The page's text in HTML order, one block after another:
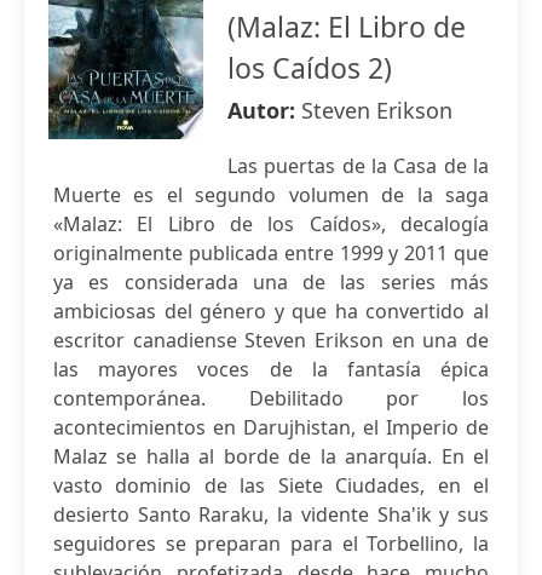
(Malaz: El Libro de
los Caídos 2)
Autor: Steven Erikson
Las puertas de la Casa de la
Muerte es el segundo volumen de la saga
«Malaz: El Libro de los Caídos», decalogía
originalmente publicada entre 1999 y 2011 que
ya es considerada una de las series más
ambiciosas del género y que ha convertido al
escritor canadiense Steven Erikson en una de
las mayores voces de la fantasía épica
contemporánea. Debilitado por los
acontecimientos en Darujhistan, el Imperio de
Malaz se halla al borde de la anarquía. En el
vasto dominio de las Siete Ciudades, en el
desierto Santo Raraku, la vidente Sha'ik y sus
seguidores se preparan para el Torbellino, la